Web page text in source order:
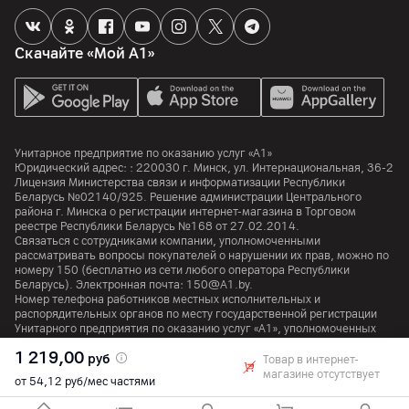
1 219,00 руб
от 54,12 руб/мес частями
Товар в интернет-
магазине отсутствует
Память
Объем встроенной памяти
Объем оперативной памяти
Поддержка карт памяти
да
Отдельный слот для карт памяти
да
Особенности
Поддержка карт-памяти: до 2 ТБ
Процессор
Процессор
Snapdragon 7s Gen 4 Mobile Platform
Скачайте «Мой А1»
Унитарное предприятие по оказанию услуг «А1»
Юридический адрес: : 220030 г. Минск, ул. Интернациональная, 36-2
Лицензия Министерства связи и информатизации Республики
Беларусь №02140/925. Решение администрации Центрального
района г. Минска о регистрации интернет-магазина в Торговом
реестре Республики Беларусь №168 от 27.02.2014.
Связаться с сотрудниками компании, уполномоченными
рассматривать вопросы покупателей о нарушении их прав, можно по
номеру 150 (бесплатно из сети любого оператора Республики
Беларусь). Электронная почта: 150@A1.by.
Номер телефона работников местных исполнительных и
распорядительных органов по месту государственной регистрации
Унитарного предприятия по оказанию услуг «А1», уполномоченных
© 2026 Унитарное предприятие «А1». Все права защищены.